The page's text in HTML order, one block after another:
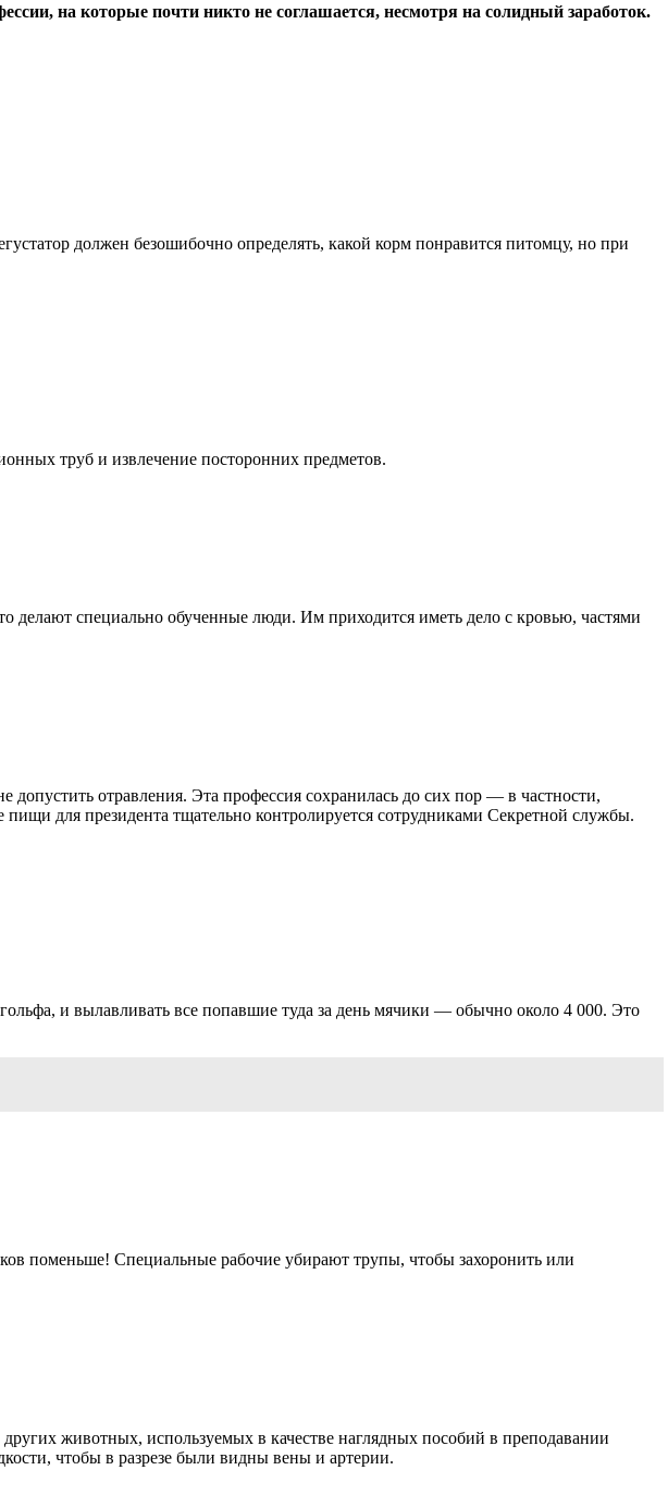
на которые почти никто не соглашается, несмотря на солидный заработок.
должен безошибочно определять, какой корм понравится питомцу, но при
труб и извлечение посторонних предметов.
делают специально обученные люди. Им приходится иметь дело с кровью, частями
допустить отравления. Эта профессия сохранилась до сих пор — в частности,
для президента тщательно контролируется сотрудниками Секретной службы.
и вылавливать все попавшие туда за день мячики — обычно около 4 000. Это
поменьше! Специальные рабочие убирают трупы, чтобы захоронить или
животных, используемых в качестве наглядных пособий в преподавании
чтобы в разрезе были видны вены и артерии.